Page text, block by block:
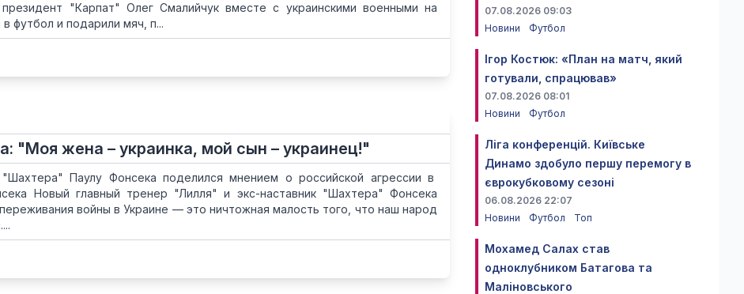
президент "Карпат" Олег Смалийчук вместе с украинскими военными на
футбол и подарили мяч, п...
"Моя жена – украинка, мой сын – украинец!"
Паулу Фонсека поделился мнением о российской агрессии в
Новый главный тренер "Лилля" и экс-наставник "Шахтера" Фонсека
войны в Украине — это ничтожная малость того, что наш народ
07.08.2026 09:03
Новини
Футбол
Ігор Костюк: «План на матч, який
готували, спрацював»
07.08.2026 08:01
Новини
Футбол
Ліга конференцій. Київське
Динамо здобуло першу перемогу в
єврокубковому сезоні
06.08.2026 22:07
Новини
Футбол Топ
Мохамед Салах став
одноклубником Батагова та
Маліновського